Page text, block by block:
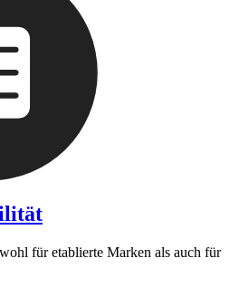
für etablierte Marken als auch für